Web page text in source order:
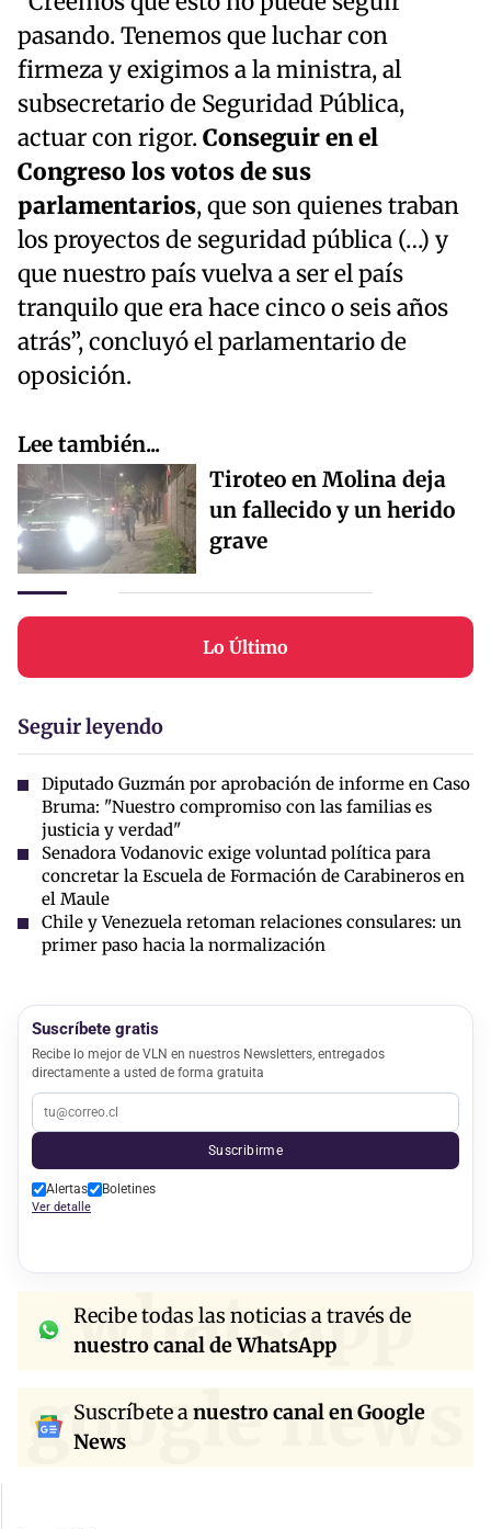
pasando. Tenemos que luchar con
firmeza y exigimos a la ministra, al
subsecretario de Seguridad Pública,
actuar con rigor. Conseguir en el
Congreso los votos de sus
parlamentarios, que son quienes traban
los proyectos de seguridad pública (…) y
que nuestro país vuelva a ser el país
tranquilo que era hace cinco o seis años
atrás”, concluyó el parlamentario de
oposición.
Lee también...
Tiroteo en Molina deja
un fallecido y un herido
grave
Lo Último
Seguir leyendo
Diputado Guzmán por aprobación de informe en Caso
Bruma: "Nuestro compromiso con las familias es
justicia y verdad"
Senadora Vodanovic exige voluntad política para
concretar la Escuela de Formación de Carabineros en
el Maule
Chile y Venezuela retoman relaciones consulares: un
primer paso hacia la normalización
Suscríbete gratis
Recibe lo mejor de VLN en nuestros Newsletters, entregados
directamente a usted de forma gratuita
Suscribirme
Alertas Boletines
Ver detalle
whatsapp
Recibe todas las noticias a través de
nuestro canal de WhatsApp
google news
Suscríbete anuestro canal en Google
News